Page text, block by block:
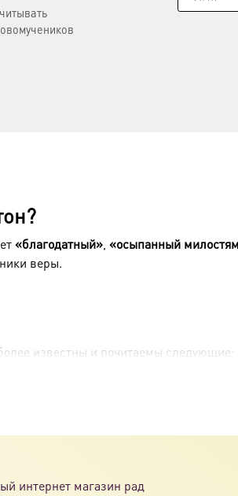
«благодатный» «осыпанный
веры.
известны и почитаемы следующие:
в глубокой старости. Его память
интернет магазин рад